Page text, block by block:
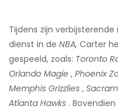
Tijdens zijn
dienst in de NBA, Carter
gespeeld, zoals: Toronto
Orlando Magie , Phoenix
Memphis Grizzlies ,
Atlanta Hawks .